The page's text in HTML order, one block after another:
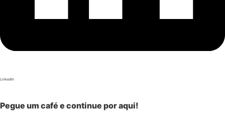
LinkedIn
Pegue um café e continue por aqui!